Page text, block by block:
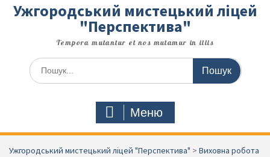
Ужгородський мистецький ліцей
"Перспектива"
Tempora mutantur et nos mutamur in illis
Шукати:
Меню
Ужгородський мистецький ліцей "Перспектива" > Виховна робота